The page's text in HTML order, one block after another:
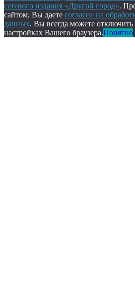
сетевого издания «Другой город».
сайтом, Вы даете согласие на
данных. Вы всегда можете
настройках Вашего браузера.Понятно